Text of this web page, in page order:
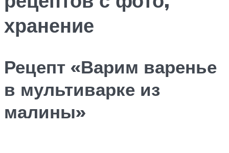
хранение
Рецепт «Варим варенье
в мультиварке из
малины»